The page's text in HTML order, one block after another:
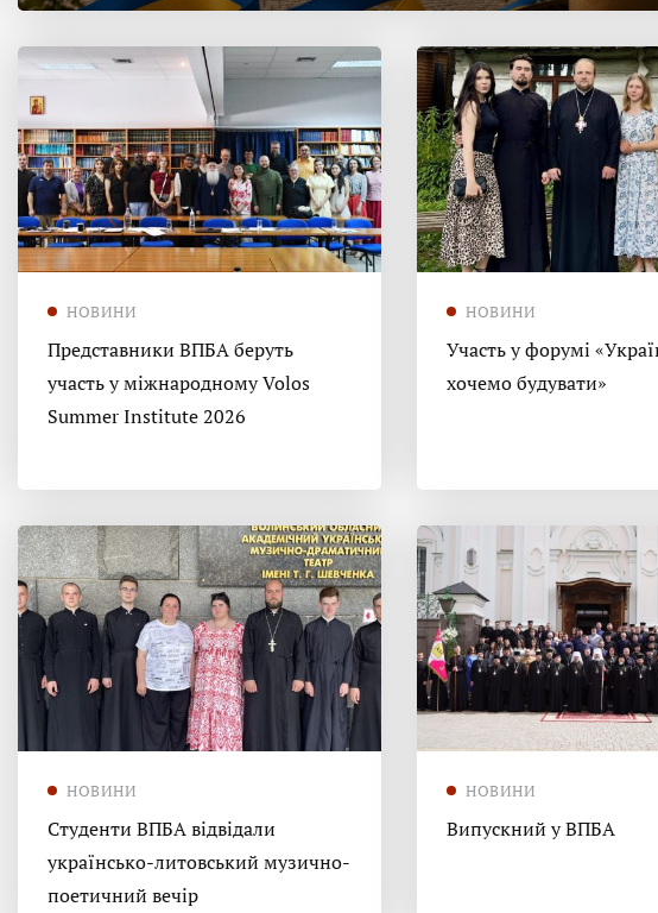
НОВИНИ
Представники ВПБА беруть
участь у міжнародному Volos
Summer Institute 2026
НОВИНИ
Участь у форумі
хочемо будувати»
НОВИНИ
Студенти ВПБА відвідали
українсько-литовський музично-
поетичний вечір
НОВИНИ
Випускний у ВПБА